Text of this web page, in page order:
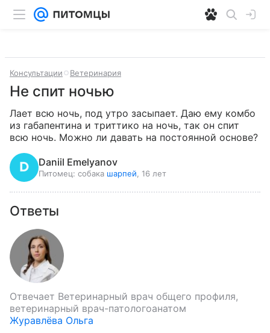
Консультации Ветеринария
Не спит ночью
Лает всю ночь, под утро засыпает. Даю ему комбо
из габапентина и триттико на ночь, так он спит
всю ночь. Можно ли давать на постоянной основе?
Daniil Emelyanov
Питомец: собака шарпей , 16 лет
Ответы
Отвечает Ветеринарный врач общего профиля,
ветеринарный врач-патологоанатом
Журавлёва Ольга